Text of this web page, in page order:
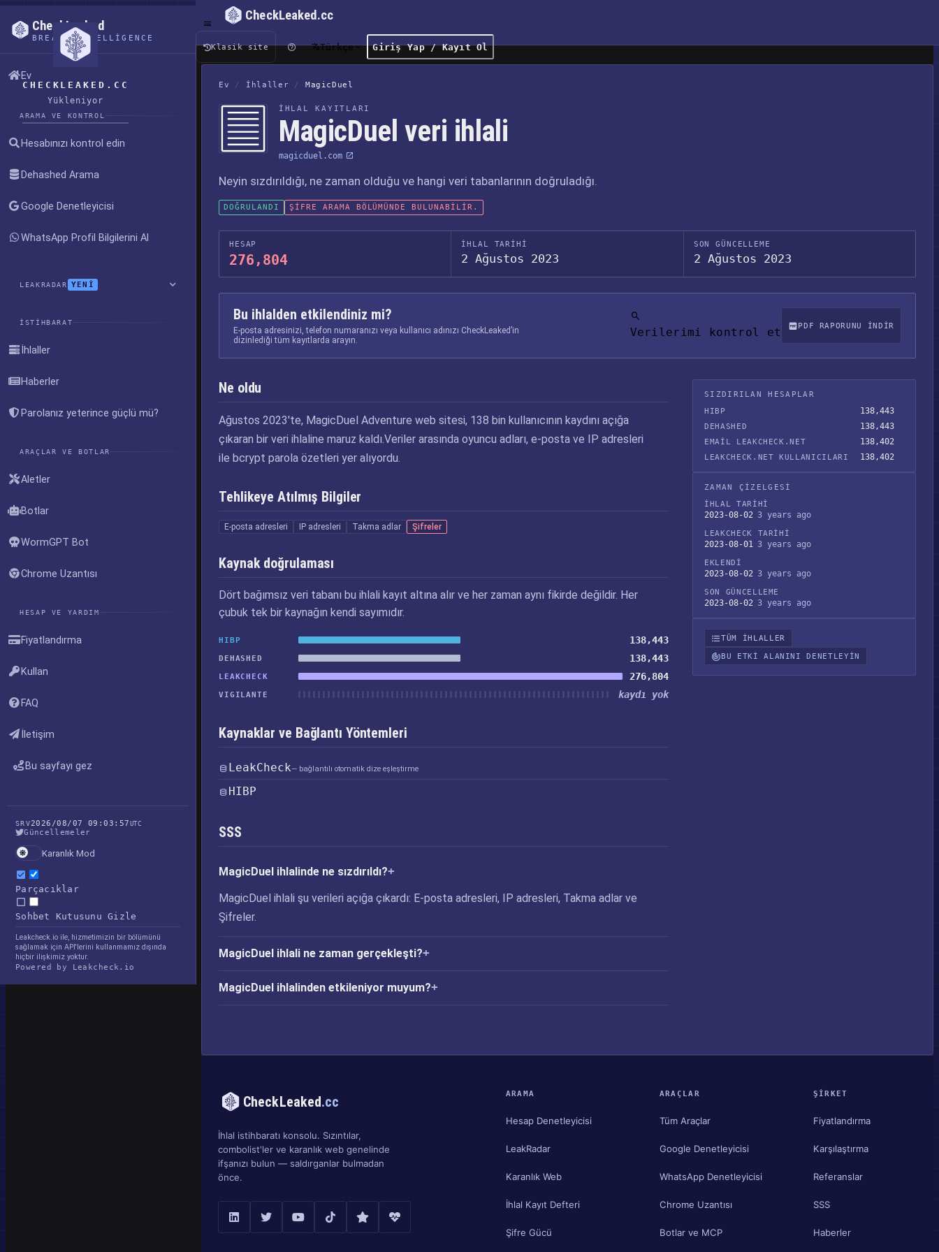
CHECKLEAKED.CC
Yükleniyor
CheckLeaked
BREACH INTELLIGENCE
Ev
ARAMA VE KONTROL
Hesabınızı kontrol edin
Dehashed Arama
Google Denetleyicisi
WhatsApp Profil Bilgilerini Al
LEAKRADAR YENİ
İSTIHBARAT
İhlaller
Haberler
Parolanız yeterince güçlü mü?
ARAÇLAR VE BOTLAR
Aletler
Botlar
WormGPT Bot
Chrome Uzantısı
HESAP VE YARDIM
Fiyatlandırma
Kullan
FAQ
İletişim
Bu sayfayı gez
SRV2026/08/07 09:03:57UTC
Güncellemeler
Karanlık Mod
Parçacıklar
Sohbet Kutusunu Gizle
Leakcheck.io ile, hizmetimizin bir bölümünü
sağlamak için API'lerini kullanmamız dışında
hiçbir ilişkimiz yoktur.
Powered by Leakcheck.io
CheckLeaked.cc
Klasik site Türkçe Giriş Yap / Kayıt Ol
Ev / İhlaller / MagicDuel
İHLAL KAYITLARI
MagicDuel veri ihlali
magicduel.com
Neyin sızdırıldığı, ne zaman olduğu ve hangi veri tabanlarının doğruladığı.
DOĞRULANDI ŞIFRE ARAMA BÖLÜMÜNDE BULUNABILIR.
HESAP
276,804
İHLAL TARIHI
2 Ağustos 2023
SON GÜNCELLEME
2 Ağustos 2023
Bu ihlalden etkilendiniz mi?
E-posta adresinizi, telefon numaranızı veya kullanıcı adınızı CheckLeaked’in
dizinlediği tüm kayıtlarda arayın.
Verilerimi kontrol et PDF RAPORUNU INDIR
Ne oldu
Ağustos 2023'te, MagicDuel Adventure web sitesi, 138 bin kullanıcının kaydını açığa
çıkaran bir veri ihlaline maruz kaldı.Veriler arasında oyuncu adları, e-posta ve IP adresleri
ile bcrypt parola özetleri yer alıyordu.
Tehlikeye Atılmış Bilgiler
E-posta adresleri IP adresleri Takma adlar Şifreler
Kaynak doğrulaması
Dört bağımsız veri tabanı bu ihlali kayıt altına alır ve her zaman aynı fikirde değildir. Her
çubuk tek bir kaynağın kendi sayımıdır.
HIBP 138,443
DEHASHED 138,443
LEAKCHECK 276,804
VIGILANTE kaydı yok
Kaynaklar ve Bağlantı Yöntemleri
LeakCheck— bağlantılı otomatik dize eşleştirme
HIBP
SSS
MagicDuel ihlalinde ne sızdırıldı?
MagicDuel ihlali şu verileri açığa çıkardı: E-posta adresleri, IP adresleri, Takma adlar ve
Şifreler.
MagicDuel ihlali ne zaman gerçekleşti?
MagicDuel ihlalinden etkileniyor muyum?
SIZDIRILAN HESAPLAR
HIBP
138,443
DEHASHED 138,443
EMAIL LEAKCHECK.NET 138,402
LEAKCHECK.NET KULLANICILARI 138,402
ZAMAN ÇIZELGESI
İHLAL TARIHI
2023-08-02 3 years ago
LEAKCHECK TARIHI
2023-08-01 3 years ago
EKLENDI
2023-08-02 3 years ago
SON GÜNCELLEME
2023-08-02 3 years ago
TÜM IHLALLER
BU ETKI ALANINI DENETLEYIN
CheckLeaked.cc
İhlal istihbaratı konsolu. Sızıntılar,
combolist'ler ve karanlık web genelinde
ifşanızı bulun — saldırganlar bulmadan
önce.
ARAMA
Hesap Denetleyicisi
LeakRadar
Karanlık Web
İhlal Kayıt Defteri
Şifre Gücü
ARAÇLAR
Tüm Araçlar
Google Denetleyicisi
WhatsApp Denetleyicisi
Chrome Uzantısı
Botlar ve MCP
ŞIRKET
Fiyatlandırma
Karşılaştırma
Referanslar
SSS
Haberler